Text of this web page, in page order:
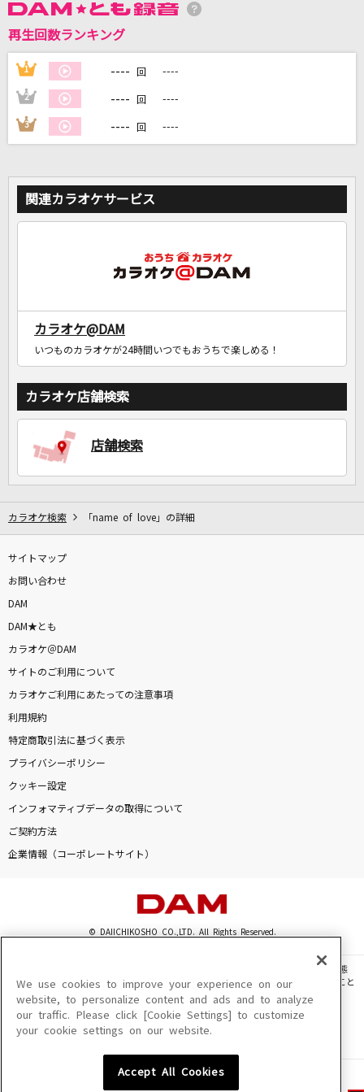
再生回数ランキング
1 ---- 回 ----
2 ---- 回 ----
3 ---- 回 ----
関連カラオケサービス
カラオケ@DAM
いつものカラオケが24時間いつでもおうちで楽しめる！
カラオケ店舗検索
店舗検索
カラオケ検索 「name of love」の詳細
サイトマップ
お問い合わせ
DAM
DAM★とも
カラオケ＠DAM
サイトのご利用について
カラオケご利用にあたっての注意事項
利用規約
特定商取引法に基づく表示
プライバシーポリシー
クッキー設定
インフォマティブデータの取得について
ご契約方法
企業情報（コーポレートサイト）
© DAIICHIKOSHO CO.,LTD. All Rights Reserved.
このサイトに掲載されている一切の文章・画像・写真・動画・音声等を、手段や形態
を問わず、著作権法の定める範囲を超えて無断で複製、転載、ファイル化などすること
を禁じます。
楽曲及びコンテンツは、機種によりご利用いただけない場合があります。
楽曲及びコンテンツの配信日、配信内容が変更になる場合があります。
We use cookies to improve your experience on our
website, to personalize content and ads and to analyze
our traffic. Please click [Cookie Settings] to customize
your cookie settings on our website.
Accept All Cookies